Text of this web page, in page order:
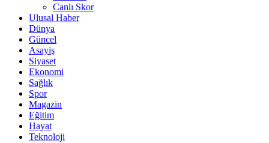
Canlı Skor
Ulusal Haber
Dünya
Güncel
Asayiş
Siyaset
Ekonomi
Sağlık
Spor
Magazin
Eğitim
Hayat
Teknoloji